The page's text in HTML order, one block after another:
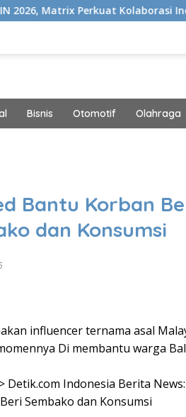
Perkuat Kolaborasi Industri ISP
Bisnis Otomotif Olahraga
Bantu Korban
dan Konsumsi
influencer ternama asal
Di membantu warga
Detik.com Indonesia Berita
Sembako dan Konsumsi